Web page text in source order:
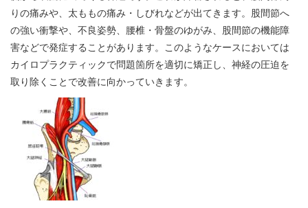
りの痛みや、太ももの痛み・しびれなどが出てきます。股間節へ
の強い衝撃や、不良姿勢、腰椎・骨盤のゆがみ、股間節の機能障
害などで発症することがあります。このようなケースにおいては
カイロプラクティックで問題箇所を適切に矯正し、神経の圧迫を
取り除くことで改善に向かっていきます。